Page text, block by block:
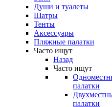
Души и туалеты
Шатры
Тенты
Аксессуары
Пляжные палатки
Часто ищут
Назад
Часто ищут
палатки
палатки